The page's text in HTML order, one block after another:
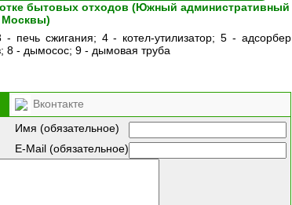
бытовых отходов (Южный административный
Москвы)
печь сжигания; 4 - котел-утилизатор; 5 - адсорбер
8 - дымосос; 9 - дымовая труба
Вконтакте
Имя (обязательное)
E-Mail (обязательное)